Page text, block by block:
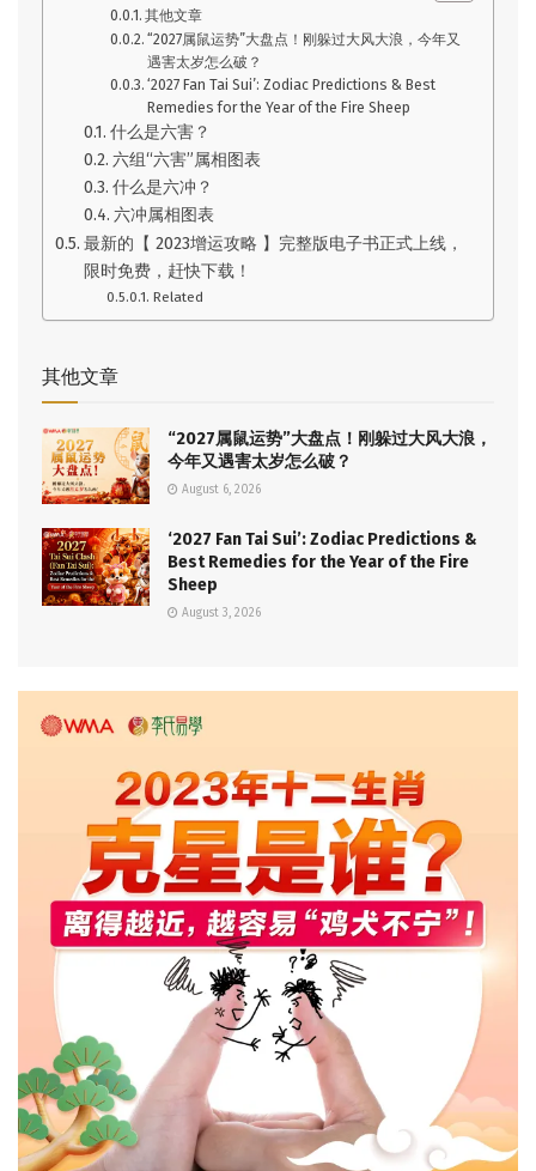
其他文章
“2027属鼠运势”大盘点！刚躲过大风大浪，今年又
遇害太岁怎么破？
‘2027 Fan Tai Sui’: Zodiac Predictions & Best
Remedies for the Year of the Fire Sheep
什么是六害？
六组“六害”属相图表
什么是六冲？
六冲属相图表
最新的【 2023增运攻略 】完整版电子书正式上线，
限时免费，赶快下载！
Related
其他文章
“2027属鼠运势”大盘点！刚躲过大风大浪，
今年又遇害太岁怎么破？
August 6, 2026
‘2027 Fan Tai Sui’: Zodiac Predictions &
Best Remedies for the Year of the Fire
Sheep
August 3, 2026